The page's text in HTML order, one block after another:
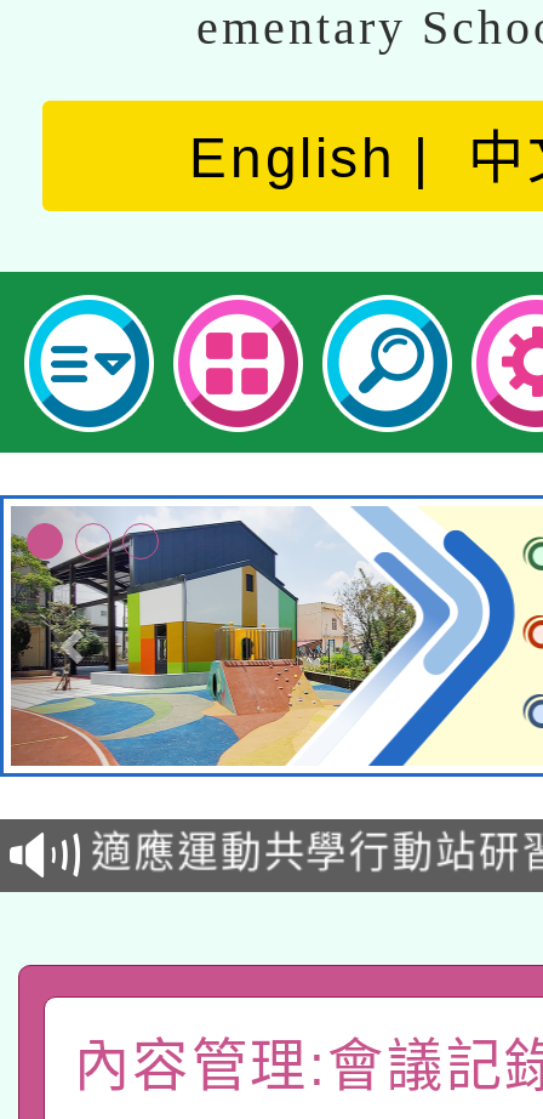
ementary
English 中
本校115學年度第2次
招甄選結果公告(無人
適應運動共學行動站研
本館辦理115年度閱讀
暨閱讀推動專業研習
科技賦能─人工智慧
礎課程
「數位內容與教學軟體
內容管理:會議記